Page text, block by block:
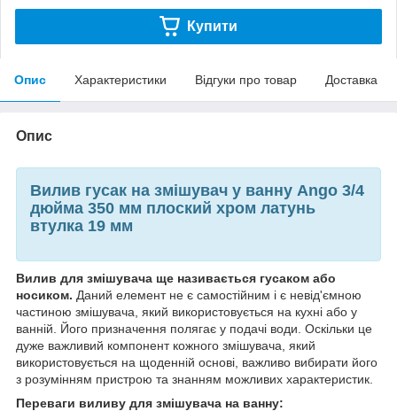
Купити
Опис Характеристики Відгуки про товар Доставка
Опис
Вилив гусак на змішувач у ванну Ango 3/4
дюйма 350 мм плоский хром латунь
втулка 19 мм
Вилив для змішувача ще називається гусаком або
носиком. Даний елемент не є самостійним і є невід'ємною
частиною змішувача, який використовується на кухні або у
ванній. Його призначення полягає у подачі води. Оскільки це
дуже важливий компонент кожного змішувача, який
використовується на щоденній основі, важливо вибирати його
з розумінням пристрою та знанням можливих характеристик.
Переваги виливу для змішувача на ванну: